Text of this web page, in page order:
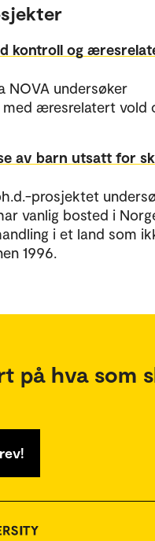
kontroll og
NOVA undersøker
æresrelatert vold
av barn utsatt for
prosjektet
vanlig bosted i
i et land som
1996.
på hva som